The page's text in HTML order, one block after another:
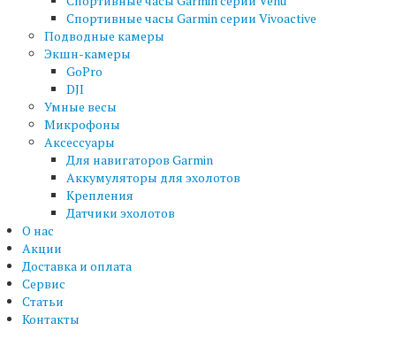
Спортивные часы Garmin серии Vivoactive
Подводные камеры
Экшн-камеры
GoPro
DJI
Умные весы
Микрофоны
Аксессуары
Для навигаторов Garmin
Аккумуляторы для эхолотов
Крепления
Датчики эхолотов
О нас
Акции
Доставка и оплата
Сервис
Статьи
Контакты